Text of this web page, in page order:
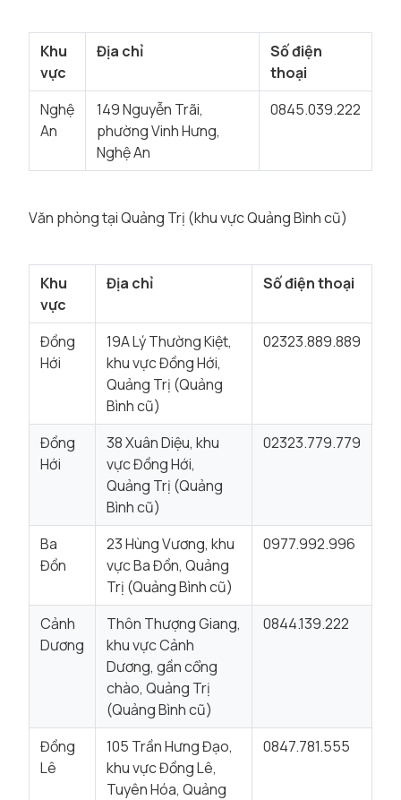
Khu
vực
Địa chỉ
Số điện
thoại
Nghệ
An
149 Nguyễn Trãi,
phường Vinh Hưng,
Nghệ An
0845.039.222
Văn phòng tại Quảng Trị (khu vực Quảng Bình cũ)
Khu
vực
Địa chỉ Số điện thoại
Đồng
Hới
19A Lý Thường Kiệt,
khu vực Đồng Hới,
Quảng Trị (Quảng
Bình cũ)
02323.889.889
Đồng
Hới
38 Xuân Diệu, khu
vực Đồng Hới,
Quảng Trị (Quảng
Bình cũ)
02323.779.779
Ba
Đồn
23 Hùng Vương, khu
vực Ba Đồn, Quảng
Trị (Quảng Bình cũ)
0977.992.996
Cảnh
Dương
Thôn Thượng Giang,
khu vực Cảnh
Dương, gần cổng
chào, Quảng Trị
(Quảng Bình cũ)
0844.139.222
Đồng
Lê
105 Trần Hưng Đạo,
khu vực Đồng Lê,
Tuyên Hóa, Quảng
0847.781.555